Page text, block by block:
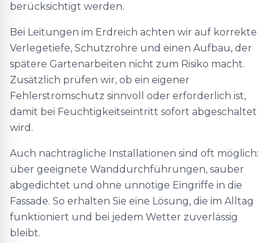
berücksichtigt werden.
Bei Leitungen im Erdreich achten wir auf korrekte
Verlegetiefe, Schutzrohre und einen Aufbau, der
spätere Gartenarbeiten nicht zum Risiko macht.
Zusätzlich prüfen wir, ob ein eigener
Fehlerstromschutz sinnvoll oder erforderlich ist,
damit bei Feuchtigkeitseintritt sofort abgeschaltet
wird.
Auch nachträgliche Installationen sind oft möglich:
über geeignete Wanddurchführungen, sauber
abgedichtet und ohne unnötige Eingriffe in die
Fassade. So erhalten Sie eine Lösung, die im Alltag
funktioniert und bei jedem Wetter zuverlässig
bleibt.